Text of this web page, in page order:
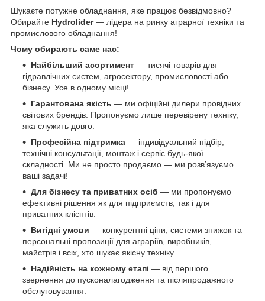
Шукаєте потужне обладнання, яке працює безвідмовно?
Обирайте Hydrolider— лідера на ринку аграрної техніки та
промислового обладнання!
Чому обирають саме нас:
Найбільший асортимент — тисячі товарів для
гідравлічних систем, агросектору, промисловості або
бізнесу. Усе в одному місці!
Гарантована якість — ми офіційні дилери провідних
світових брендів. Пропонуємо лише перевірену техніку,
яка служить довго.
Професійна підтримка — індивідуальний підбір,
технічні консультації, монтаж і сервіс будь-якої
складності. Ми не просто продаємо — ми розв’язуємо
ваші задачі!
Для бізнесу та приватних осіб — ми пропонуємо
ефективні рішення як для підприємств, так і для
приватних клієнтів.
Вигідні умови — конкурентні ціни, системи знижок та
персональні пропозиції для аграріїв, виробників,
майстрів і всіх, хто шукає якісну техніку.
Надійність на кожному етапі — від першого
звернення до пусконалагодження та післяпродажного
обслуговування.